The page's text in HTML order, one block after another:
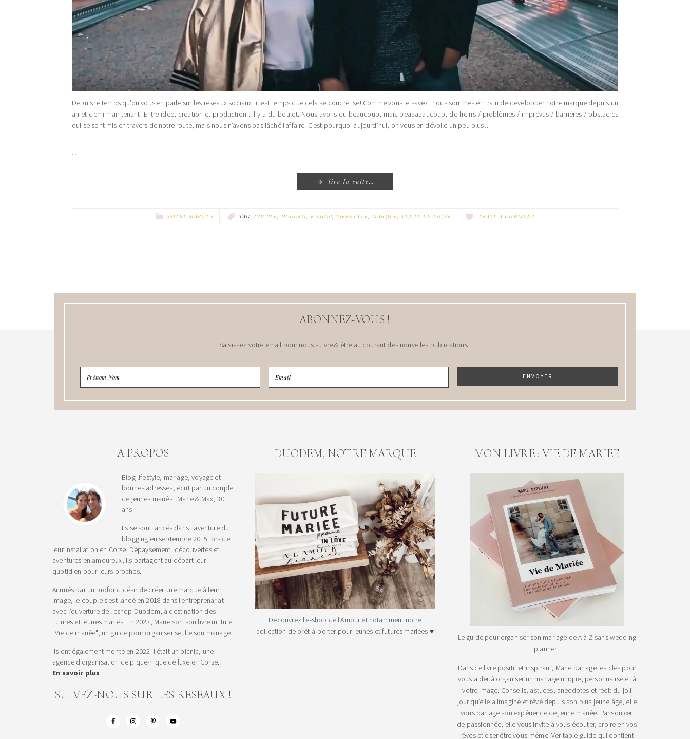
Depuis le temps qu’on vous en parle sur les réseaux sociaux, il est temps que cela se concrétise! Comme vous le savez, nous sommes en train de développer notre marque depuis un
an et demi maintenant. Entre idée, création et production : il y a du boulot. Nous avons eu beaucoup, mais beaaaaaucoup, de freins / problèmes / imprévus / barrières / obstacles
qui se sont mis en travers de notre route, mais nous n’avons pas lâché l’affaire. C’est pourquoi aujourd’hui, on vous en dévoile un peu plus…
…
lire la suite…
NOTRE MARQUE TAG: COUPLE, DUODEM, E SHOP, LIFESTYLE, MARQUE, VENTE EN LIGNE LEAVE A COMMENT
ABONNEZ-VOUS !
Saisissez votre email pour nous suivre & être au courant des nouvelles publications !
A PROPOS
Blog lifestyle, mariage, voyage et
bonnes adresses, écrit par un couple
de jeunes mariés : Marie & Max, 30
ans.
Ils se sont lancés dans l'aventure du
blogging en septembre 2015 lors de
leur installation en Corse. Dépaysement, découvertes et
aventures en amoureux, ils partagent au départ leur
quotidien pour leurs proches.
Animés par un profond désir de créer une marque à leur
image, le couple s’est lancé en 2018 dans l’entreprenariat
avec l'ouverture de l'eshop Duodem, à destination des
futures et jeunes mariés. En 2023, Marie sort son livre intitulé
"Vie de mariée", un guide pour organiser seul.e son mariage.
Ils ont également monté en 2022 Il était un picnic, une
agence d'organisation de pique-nique de luxe en Corse.
En savoir plus
SUIVEZ-NOUS SUR LES RESEAUX !
DUODEM, NOTRE MARQUE
Découvrez l'e-shop de l'Amour et notamment notre
collection de prêt-à-porter pour jeunes et futures mariées ♥
MON LIVRE : VIE DE MARIEE
Le guide pour organiser son mariage de A à Z sans wedding
planner !
Dans ce livre positif et inspirant, Marie partage les clés pour
vous aider à organiser un mariage unique, personnalisé et à
votre image. Conseils, astuces, anecdotes et récit du joli
jour qu’elle a imaginé et rêvé depuis son plus jeune âge, elle
vous partage son expérience de jeune mariée. Par son œil
de passionnée, elle vous invite à vous écouter, croire en vos
rêves et oser être vous-même. Véritable guide qui contient